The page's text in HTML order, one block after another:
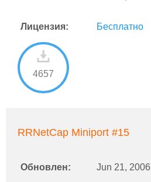
Лицензия: Бесплатно
4657
RRNetCap Miniport #15
Обновлен: Jun 21, 2006